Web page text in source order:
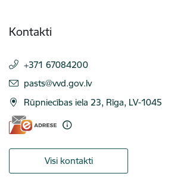
Kontakti
+371 67084200
E-pasts:
pasts@vvd.gov.lv
Rūpniecības iela 23, Rīga, LV-1045
Visi kontakti